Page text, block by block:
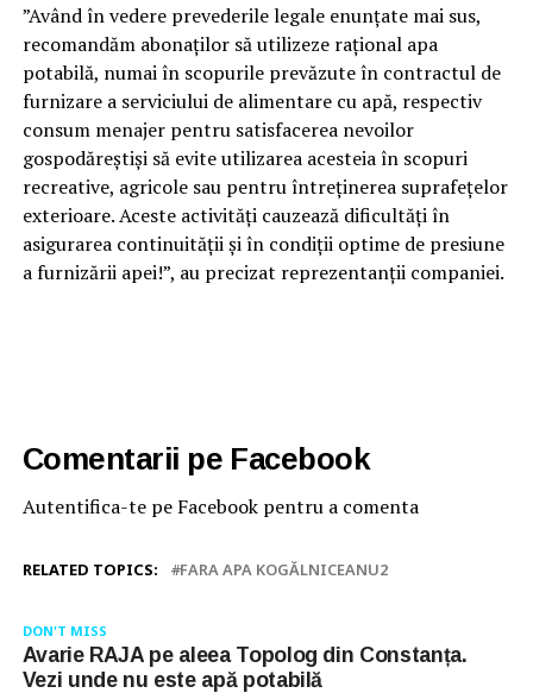
”Având în vedere prevederile legale enunțate mai sus,
recomandăm abonaților să utilizeze raţional apa
potabilă, numai în scopurile prevăzute în contractul de
furnizare a serviciului de alimentare cu apă, respectiv
consum menajer pentru satisfacerea nevoilor
gospodăreştişi să evite utilizarea acesteia în scopuri
recreative, agricole sau pentru întreținerea suprafețelor
exterioare. Aceste activități cauzează dificultăți în
asigurarea continuității și în condiții optime de presiune
a furnizării apei!”, au precizat reprezentanții companiei.
Comentarii pe Facebook
Autentifica-te pe Facebook pentru a comenta
RELATED TOPICS: FARA APA KOGĂLNICEANU2
DON'T MISS
Avarie RAJA pe aleea Topolog din Constanța.
Vezi unde nu este apă potabilă